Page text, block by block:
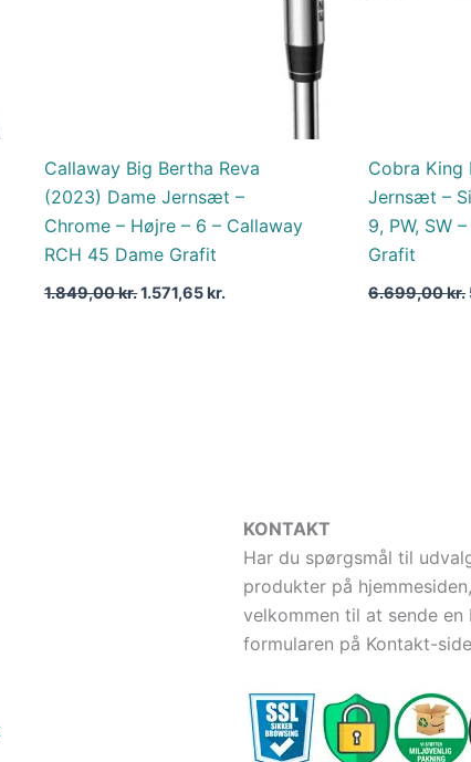
Callaway Big Bertha Reva
(2023) Dame Jernsæt –
Chrome – Højre – 6 – Callaway
RCH 45 Dame Grafit
1.849,00kr.1.571,65kr.
Cobra King
Jernsæt –
9, PW, SW
Grafit
6.699,00kr.
KONTAKT
Har du spørgsmål til
produkter på
velkommen til at sende en
formularen på Kontakt-